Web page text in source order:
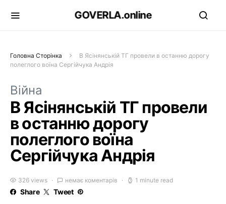
GOVERLA.online
Головна Сторінка
В Ясінянській ТГ провели в останню дорогу
полеглого воїна Сергійчука Андрія
Війна
В Ясінянській ТГ провели
в останню дорогу
полеглого воїна
Сергійчука Андрія
326 views немає коментарів 1 minute read
Share Tweet